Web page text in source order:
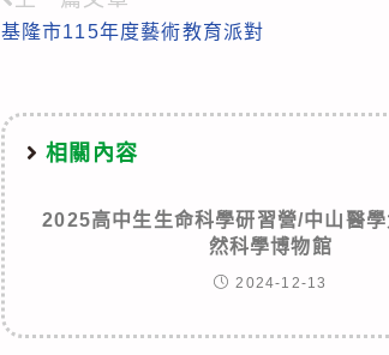
more
基隆市115年度藝術教育派對
相關內容
2025高中生生命科學研習營/中山醫學
然科學博物館
2024-12-13